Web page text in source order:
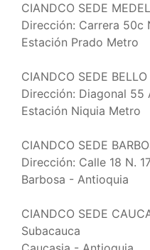
CIANDCO SEDE
Dirección: Carrera 50c
Estación Prado Metro
CIANDCO SEDE BELLO
Dirección: Diagonal 55
Estación Niquia Metro
CIANDCO SEDE
Dirección: Calle 18 N.
Barbosa - Antioquia
CIANDCO SEDE
Subacauca